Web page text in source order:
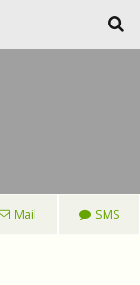
Mail SMS